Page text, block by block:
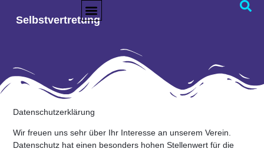
Selbstvertretung
Datenschutz
Datenschutzerklärung
Wir freuen uns sehr über Ihr Interesse an unserem Verein.
Datenschutz hat einen besonders hohen Stellenwert für die